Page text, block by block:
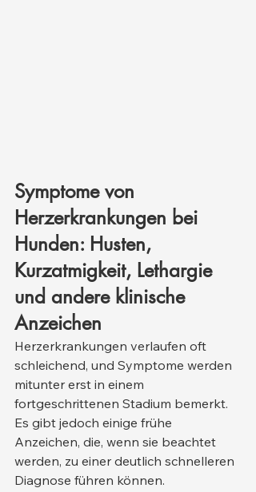
Symptome von
Herzerkrankungen bei
Hunden: Husten,
Kurzatmigkeit, Lethargie
und andere klinische
Anzeichen
Herzerkrankungen verlaufen oft
schleichend, und Symptome werden
mitunter erst in einem
fortgeschrittenen Stadium bemerkt.
Es gibt jedoch einige frühe
Anzeichen, die, wenn sie beachtet
werden, zu einer deutlich schnelleren
Diagnose führen können.